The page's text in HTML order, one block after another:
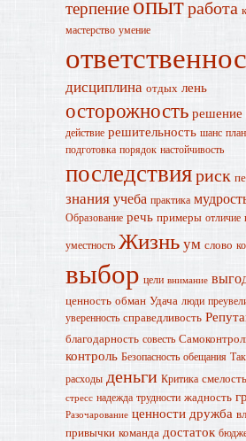
терпение работа
мастерство умение
дисциплина отдых лень
осторожность решение
действие решительность шанс
подготовка порядок настойчивость
последствияриск
знанияучеба практика
Образование речь примеры отличие
уместность Жизньум слово
выбор цели внимание
ценность обман Удача люди
уверенность справедливость
благодарность совесть
контроль Безопасность обещания
расходы деньги Критика смелость
стресс надежда трудности жадность
Разочарование ценности дружба
привычки команда достаток